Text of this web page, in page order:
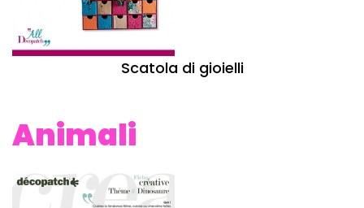
Scatola di gioielli
Animali